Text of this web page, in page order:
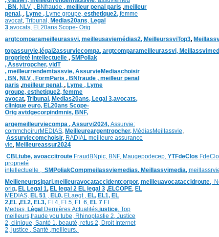
BN, NLV , BNfraude , meilleur penal paris meilleur
penal,
Lyme , Lyme groupe, esthetique2, femme
avocat, Tribunal, Medias20ans Legal
3 avocats, EL20ans Scope- Orig
argtcomparameilleurassvi, meilleusaviemédias2, MeilleurssviTop3,
topassurvie,légal2assurviecompa, argtcomparameilleurassvi,
proprieté intellectuelle , SMPoliak
, Assvtropcher, vidT
, meilleurrendemtassvie, AssurvieMediaschoisir
, BN, NLV , FormParis , BNfraude , meilleur penal
paris ,meilleur penal, , Lyme , Lyme
groupe, esthetique2, femme
avocat, Tribunal, Medias20ans, Legal 3,avocats,
clinique euro, EL20ans Scope-
Orig avtdgecorpindmnis, BNF,
argemeilleurviecompa , Assurvi2024, Assurvie:
commchoirurMEDIAS Meilleureargentropcher, MédiasMeillassvie
Assurviecomchoisir, RADIAL meilleure assurance
vie Meilleureassur2024
CBLtube, avoaccitroute FraudBNpic, BNF, Maugepodecep, YTFdeClos
proprieté
intellectuelle
SMPoliakCompmeilassviemedias, Meillassvimedia,
Meilleneurpsipari,meilleuravocataccidentcorpor, meilleuavocataccidroute,
orig, EL Legal 1, EL legal 2 EL legal 3 ,ELCOPE EL
MEDIAS, EL 51 EL0, ELaegt , EL, EL1, EL
2,EL ,EL2, EL3, EL4, EL5, EL 6, EL 7 EL
Medias, Légal Dernières Actualités, justice Top
meilleurs fraude you tube Rhinoplastie 2 Justice
2 clinique Santé 1 , beauté, refus 2 Droit Internet
2 justice , Santé , meilleurs